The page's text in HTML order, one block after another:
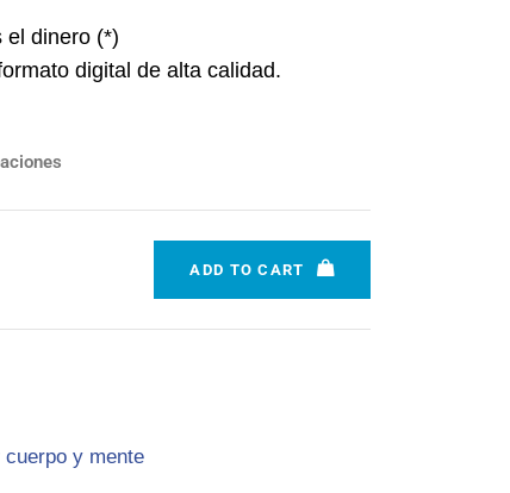
el dinero (*)
digital de alta calidad.
ADD TO CART
y mente